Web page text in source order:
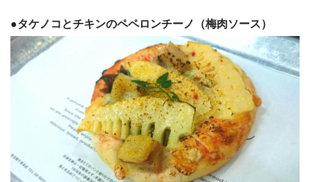
●タケノコとチキンのペペロンチーノ（梅肉ソース）